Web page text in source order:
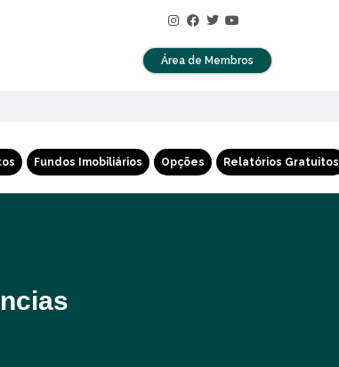
Área de Membros
Fundos Imobiliários Opções Relatórios Gratuitos